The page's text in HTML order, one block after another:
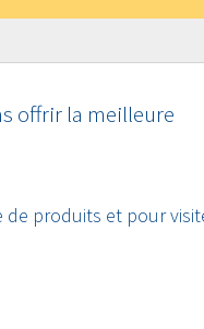
offrir la meilleure
de produits et pour